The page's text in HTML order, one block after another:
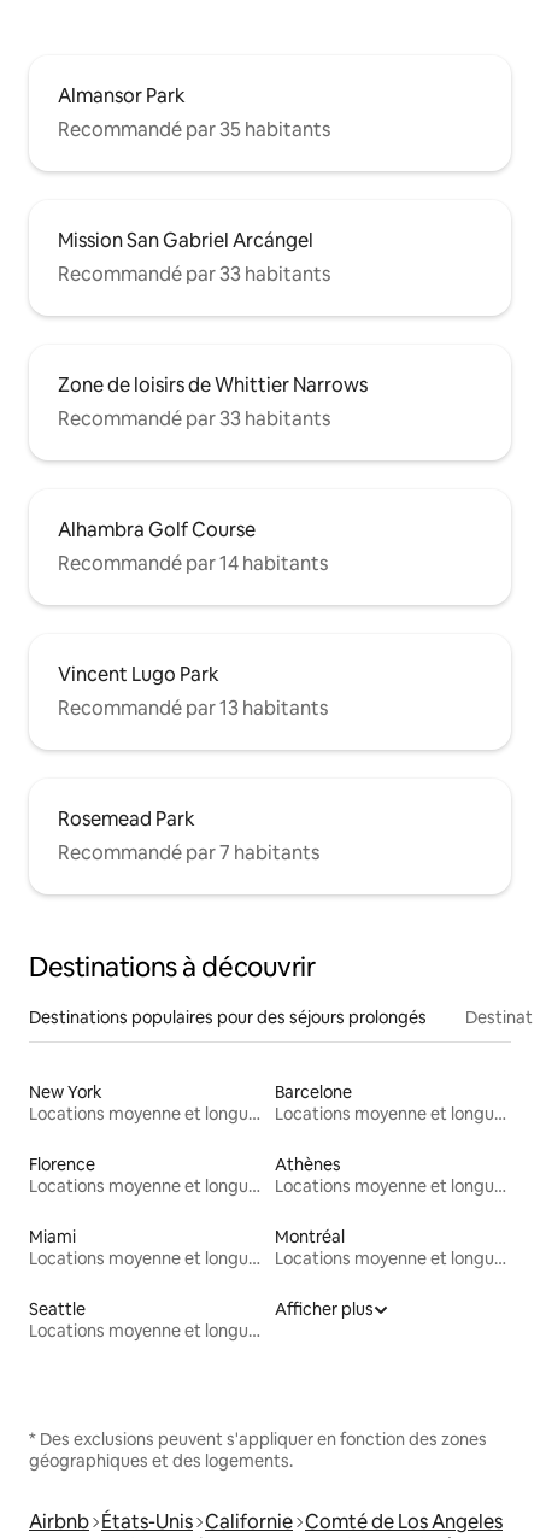
Almansor Park
Recommandé par 35 habitants
Mission San Gabriel Arcángel
Recommandé par 33 habitants
Zone de loisirs de Whittier Narrows
Recommandé par 33 habitants
Alhambra Golf Course
Recommandé par 14 habitants
Vincent Lugo Park
Recommandé par 13 habitants
Rosemead Park
Recommandé par 7 habitants
Destinations à découvrir
Destinations populaires pour des séjours prolongés
New York
Locations moyenne et longue durée
Barcelone
Locations moyenne et longue durée
Florence
Locations moyenne et longue durée
Athènes
Locations moyenne et longue durée
Miami
Locations moyenne et longue durée
Montréal
Locations moyenne et longue durée
Seattle
Locations moyenne et longue durée
Afficher plus
* Des exclusions peuvent s'appliquer en fonction des zones
géographiques et des logements.
Airbnb États-Unis Californie Comté de Los Angeles